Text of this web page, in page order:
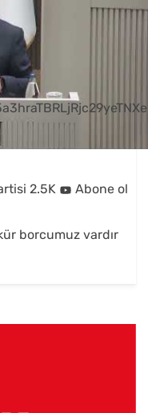
2.5K Abone ol
borcumuz vardır